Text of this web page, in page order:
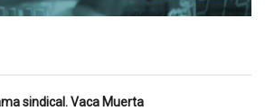
sindical. Vaca Muerta